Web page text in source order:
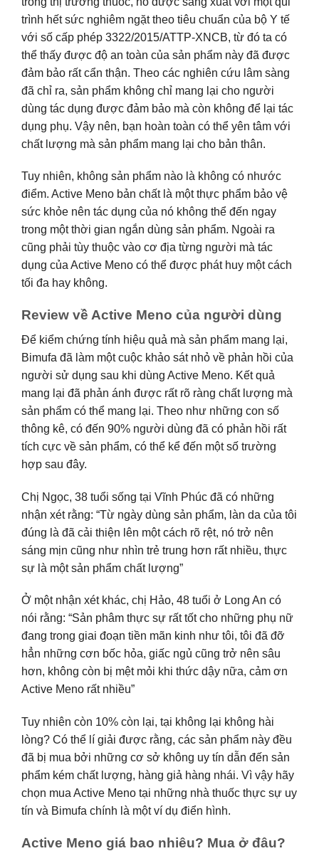
trình hết sức nghiêm ngặt theo tiêu chuẩn của bộ Y tế
với số cấp phép 3322/2015/ATTP-XNCB, từ đó ta có
thể thấy được độ an toàn của sản phẩm này đã được
đảm bảo rất cẩn thận. Theo các nghiên cứu lâm sàng
đã chỉ ra, sản phẩm không chỉ mang lại cho người
dùng tác dụng được đảm bảo mà còn không để lại tác
dụng phụ. Vậy nên, bạn hoàn toàn có thể yên tâm với
chất lượng mà sản phẩm mang lại cho bản thân.
Tuy nhiên, không sản phẩm nào là không có nhước
điểm. Active Meno bản chất là một thực phẩm bảo vệ
sức khỏe nên tác dụng của nó không thể đến ngay
trong một thời gian ngắn dùng sản phẩm. Ngoài ra
cũng phải tùy thuộc vào cơ địa từng người mà tác
dụng của Active Meno có thể được phát huy một cách
tối đa hay không.
Review về Active Meno của người dùng
Để kiểm chứng tính hiệu quả mà sản phẩm mang lại,
Bimufa đã làm một cuộc khảo sát nhỏ về phản hồi của
người sử dụng sau khi dùng Active Meno. Kết quả
mang lại đã phản ánh được rất rõ ràng chất lượng mà
sản phẩm có thể mang lại. Theo như những con số
thông kê, có đến 90% người dùng đã có phản hồi rất
tích cực về sản phẩm, có thể kể đến một số trường
hợp sau đây.
Chị Ngọc, 38 tuổi sống tại Vĩnh Phúc đã có những
nhận xét rằng: “Từ ngày dùng sản phẩm, làn da của tôi
đúng là đã cải thiện lên một cách rõ rệt, nó trở nên
sáng mịn cũng như nhìn trẻ trung hơn rất nhiều, thực
sự là một sản phẩm chất lượng”
Ở một nhận xét khác, chị Hảo, 48 tuổi ở Long An có
nói rằng: “Sản phâm thực sự rất tốt cho những phụ nữ
đang trong giai đoạn tiền mãn kinh như tôi, tôi đã đỡ
hẳn những cơn bốc hỏa, giấc ngủ cũng trở nên sâu
hơn, không còn bị mệt mỏi khi thức dậy nữa, cảm ơn
Active Meno rất nhiều”
Tuy nhiên còn 10% còn lại, tại không lại không hài
lòng? Có thể lí giải được rằng, các sản phẩm này đều
đã bị mua bởi những cơ sở không uy tín dẫn đến sản
phẩm kém chất lượng, hàng giả hàng nhái. Vì vậy hãy
chọn mua Active Meno tại những nhà thuốc thực sự uy
tín và Bimufa chính là một ví dụ điển hình.
Active Meno giá bao nhiêu? Mua ở đâu?